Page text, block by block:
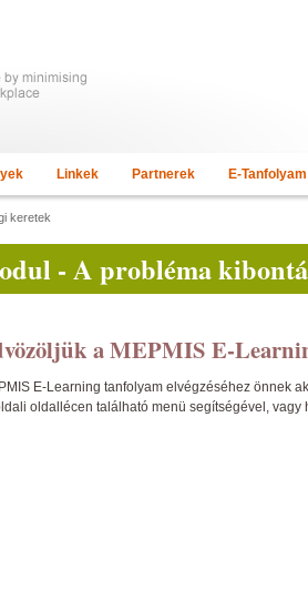
Linkek Partnerek E-Tanfolyam
keretek
- A probléma
a MEPMIS E-
E-Learning tanfolyam elvégzéséhez önnek
oldallécen található menü segítségével,